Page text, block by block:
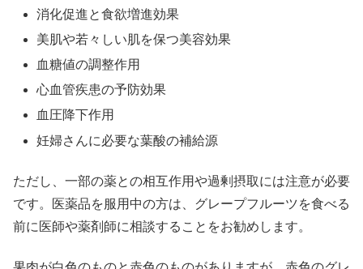
消化促進と食欲増進効果
美肌や若々しい肌を保つ美容効果
血糖値の調整作用
心血管疾患の予防効果
血圧降下作用
妊婦さんに必要な葉酸の補給源
ただし、一部の薬との相互作用や過剰摂取には注意が必要
です。医薬品を服用中の方は、グレープフルーツを食べる
前に医師や薬剤師に相談することをお勧めします。